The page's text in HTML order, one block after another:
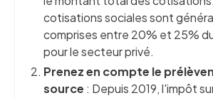
cotisations sociales sont
comprises entre 20% et 25%
pour le secteur privé.
Prenez en compte le
source : Depuis 2019, l'impôt